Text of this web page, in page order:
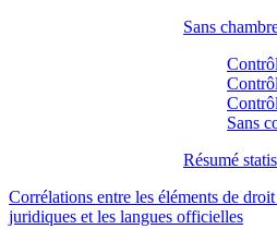
Sans
Sans
Résumé
Corrélations entre les éléments de
juridiques et les langues officielles